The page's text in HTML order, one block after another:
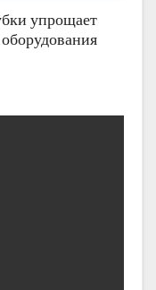
упрощает